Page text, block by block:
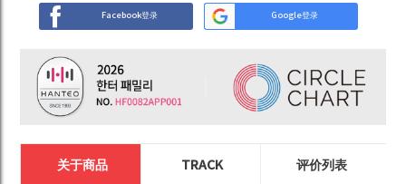
Facebook登录 Google登录
关于商品 TRACK 评价列表